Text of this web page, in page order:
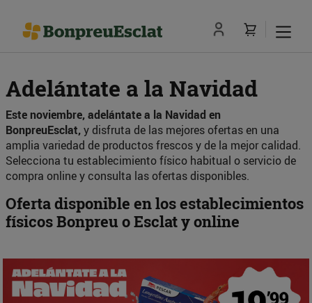
Adelántate a la Navidad
Este noviembre, adelántate a la Navidad en
BonpreuEsclat,y disfruta de las mejores ofertas en una
amplia variedad de productos frescos y de la mejor calidad.
Selecciona tu establecimiento físico habitual o servicio de
compra online y consulta las ofertas disponibles.
Oferta disponible en los establecimientos
físicos Bonpreu o Esclat y online